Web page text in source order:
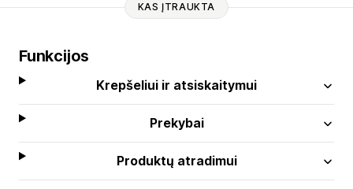
KAS ĮTRAUKTA
Funkcijos
Krepšeliui ir atsiskaitymui
Prekybai
Produktų atradimui